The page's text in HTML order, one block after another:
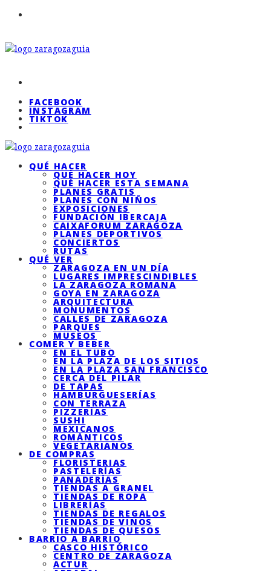
FACEBOOK
INSTAGRAM
TIKTOK
QUÉ HACER
QUÉ HACER HOY
QUÉ HACER ESTA SEMANA
PLANES GRATIS
PLANES CON NIÑOS
EXPOSICIONES
FUNDACIÓN IBERCAJA
CAIXAFORUM ZARAGOZA
PLANES DEPORTIVOS
CONCIERTOS
RUTAS
QUÉ VER
ZARAGOZA EN UN DÍA
LUGARES IMPRESCINDIBLES
LA ZARAGOZA ROMANA
GOYA EN ZARAGOZA
ARQUITECTURA
MONUMENTOS
CALLES DE ZARAGOZA
PARQUES
MUSEOS
COMER Y BEBER
EN EL TUBO
EN LA PLAZA DE LOS SITIOS
EN LA PLAZA SAN FRANCISCO
CERCA DEL PILAR
DE TAPAS
HAMBURGUESERÍAS
CON TERRAZA
PIZZERÍAS
SUSHI
MEXICANOS
ROMÁNTICOS
VEGETARIANOS
DE COMPRAS
FLORISTERIAS
PASTELERÍAS
PANADERÍAS
TIENDAS A GRANEL
TIENDAS DE ROPA
LIBRERÍAS
TIENDAS DE REGALOS
TIENDAS DE VINOS
TIENDAS DE QUESOS
BARRIO A BARRIO
CASCO HISTÓRICO
CENTRO DE ZARAGOZA
ACTUR